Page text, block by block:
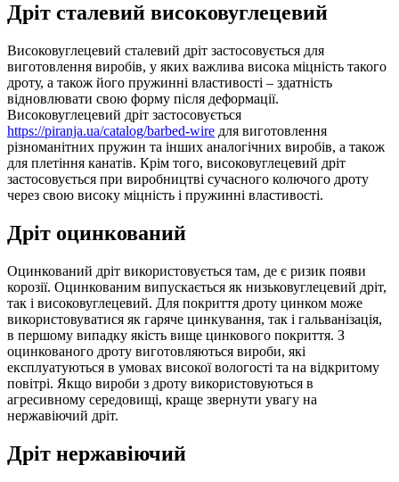
Дріт сталевий високовуглецевий
Високовуглецевий сталевий дріт застосовується для
виготовлення виробів, у яких важлива висока міцність такого
дроту, а також його пружинні властивості – здатність
відновлювати свою форму після деформації.
Високовуглецевий дріт застосовується
https://piranja.ua/catalog/barbed-wire для виготовлення
різноманітних пружин та інших аналогічних виробів, а також
для плетіння канатів. Крім того, високовуглецевий дріт
застосовується при виробництві сучасного колючого дроту
через свою високу міцність і пружинні властивості.
Дріт оцинкований
Оцинкований дріт використовується там, де є ризик появи
корозії. Оцинкованим випускається як низьковуглецевий дріт,
так і високовуглецевий. Для покриття дроту цинком може
використовуватися як гаряче цинкування, так і гальванізація,
в першому випадку якість вище цинкового покриття. З
оцинкованого дроту виготовляються вироби, які
експлуатуються в умовах високої вологості та на відкритому
повітрі. Якщо вироби з дроту використовуються в
агресивному середовищі, краще звернути увагу на
нержавіючий дріт.
Дріт нержавіючий